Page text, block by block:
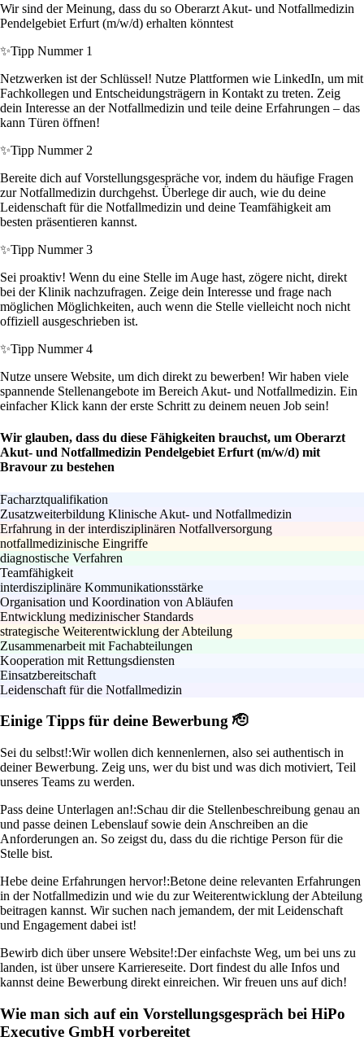
Wir sind der Meinung, dass du so Oberarzt Akut- und Notfallmedizin
Pendelgebiet Erfurt (m/w/d) erhalten könntest
✨Tipp Nummer 1
Netzwerken ist der Schlüssel! Nutze Plattformen wie LinkedIn, um mit
Fachkollegen und Entscheidungsträgern in Kontakt zu treten. Zeig
dein Interesse an der Notfallmedizin und teile deine Erfahrungen – das
kann Türen öffnen!
✨Tipp Nummer 2
Bereite dich auf Vorstellungsgespräche vor, indem du häufige Fragen
zur Notfallmedizin durchgehst. Überlege dir auch, wie du deine
Leidenschaft für die Notfallmedizin und deine Teamfähigkeit am
besten präsentieren kannst.
✨Tipp Nummer 3
Sei proaktiv! Wenn du eine Stelle im Auge hast, zögere nicht, direkt
bei der Klinik nachzufragen. Zeige dein Interesse und frage nach
möglichen Möglichkeiten, auch wenn die Stelle vielleicht noch nicht
offiziell ausgeschrieben ist.
✨Tipp Nummer 4
Nutze unsere Website, um dich direkt zu bewerben! Wir haben viele
spannende Stellenangebote im Bereich Akut- und Notfallmedizin. Ein
einfacher Klick kann der erste Schritt zu deinem neuen Job sein!
Wir glauben, dass du diese Fähigkeiten brauchst, um Oberarzt
Akut- und Notfallmedizin Pendelgebiet Erfurt (m/w/d) mit
Bravour zu bestehen
Facharztqualifikation
Zusatzweiterbildung Klinische Akut- und Notfallmedizin
Erfahrung in der interdisziplinären Notfallversorgung
notfallmedizinische Eingriffe
diagnostische Verfahren
Teamfähigkeit
interdisziplinäre Kommunikationsstärke
Organisation und Koordination von Abläufen
Entwicklung medizinischer Standards
strategische Weiterentwicklung der Abteilung
Zusammenarbeit mit Fachabteilungen
Kooperation mit Rettungsdiensten
Einsatzbereitschaft
Leidenschaft für die Notfallmedizin
Einige Tipps für deine Bewerbung 🫡
Sei du selbst!:Wir wollen dich kennenlernen, also sei authentisch in
deiner Bewerbung. Zeig uns, wer du bist und was dich motiviert, Teil
unseres Teams zu werden.
Pass deine Unterlagen an!:Schau dir die Stellenbeschreibung genau an
und passe deinen Lebenslauf sowie dein Anschreiben an die
Anforderungen an. So zeigst du, dass du die richtige Person für die
Stelle bist.
Hebe deine Erfahrungen hervor!:Betone deine relevanten Erfahrungen
in der Notfallmedizin und wie du zur Weiterentwicklung der Abteilung
beitragen kannst. Wir suchen nach jemandem, der mit Leidenschaft
und Engagement dabei ist!
Bewirb dich über unsere Website!:Der einfachste Weg, um bei uns zu
landen, ist über unsere Karriereseite. Dort findest du alle Infos und
kannst deine Bewerbung direkt einreichen. Wir freuen uns auf dich!
Wie man sich auf ein Vorstellungsgespräch bei HiPo
Executive GmbH vorbereitet